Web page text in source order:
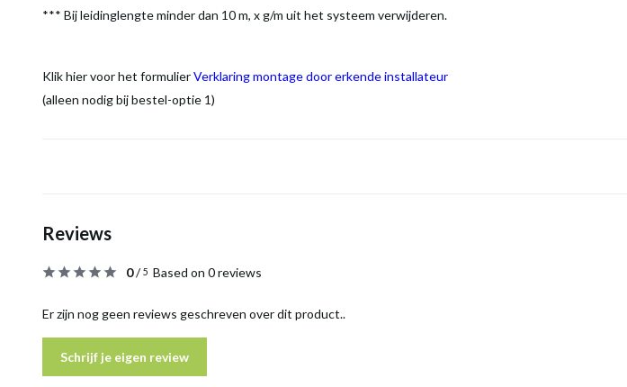
*** Bij leidinglengte minder dan 10 m, x g/m uit het systeem verwijderen.
Klik hier voor het formulierVerklaring montage door erkende installateur
(alleen nodig bij bestel-optie 1)
Reviews
0/5 Based on 0 reviews
Er zijn nog geen reviews geschreven over dit product..
Schrijf je eigen review